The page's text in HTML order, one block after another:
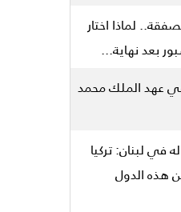
لماذا اختار
بعد نهاية...
في عهد الملك محمد
لبنان: تركيا
هذه الدول